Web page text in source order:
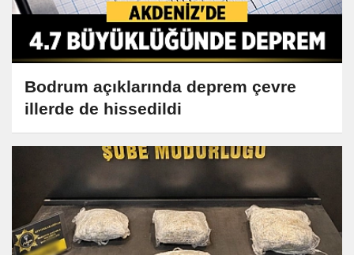
Bodrum açıklarında deprem çevre
illerde de hissedildi